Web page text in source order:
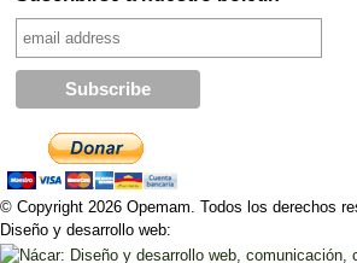
© Copyright 2026 Opemam. Todos los derechos
Diseño y desarrollo web: